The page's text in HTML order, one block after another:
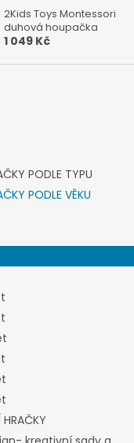
2Kids Toys Montessori
duhová houpačka
1 049 Kč
PODLE TYPU
PODLE VĚKU
HRAČKY